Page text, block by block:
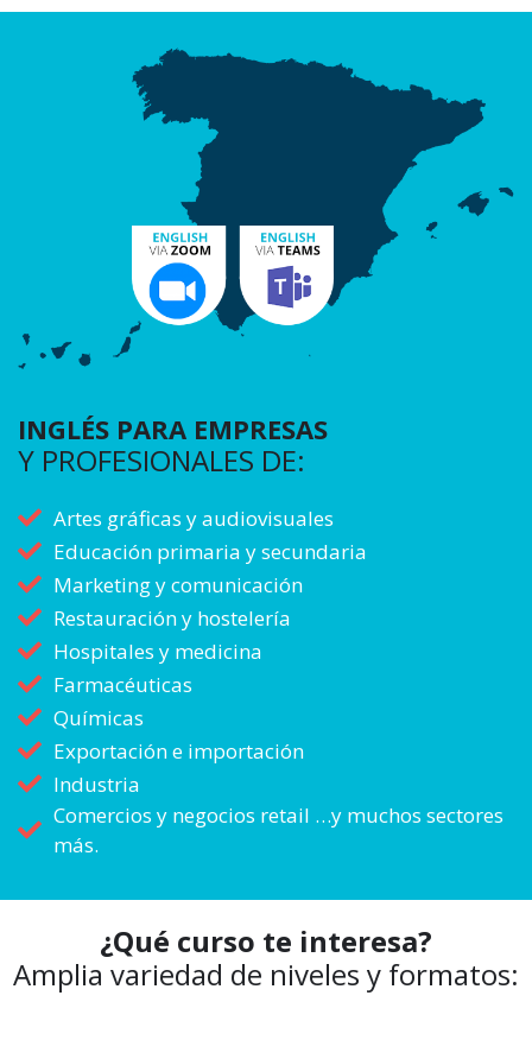
INGLÉS PARA EMPRESAS
Y PROFESIONALES DE:
Artes gráficas y audiovisuales
Educación primaria y secundaria
Marketing y comunicación
Restauración y hostelería
Hospitales y medicina
Farmacéuticas
Químicas
Exportación e importación
Industria
Comercios y negocios retail …y muchos sectores
más.
¿Qué curso te interesa?
Amplia variedad de niveles y formatos: